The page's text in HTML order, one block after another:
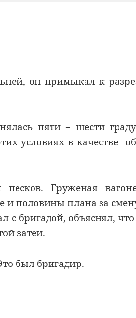
он примыкал к
пяти – шести
условиях в качестве
Груженая
и половины плана за
с бригадой, объяснял, что
затеи.
был бригадир.